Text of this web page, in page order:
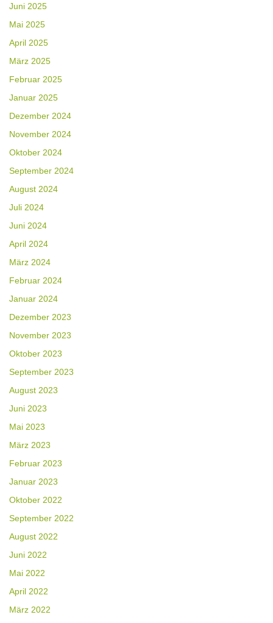
Juni 2025
Mai 2025
April 2025
März 2025
Februar 2025
Januar 2025
Dezember 2024
November 2024
Oktober 2024
September 2024
August 2024
Juli 2024
Juni 2024
April 2024
März 2024
Februar 2024
Januar 2024
Dezember 2023
November 2023
Oktober 2023
September 2023
August 2023
Juni 2023
Mai 2023
März 2023
Februar 2023
Januar 2023
Oktober 2022
September 2022
August 2022
Juni 2022
Mai 2022
April 2022
März 2022